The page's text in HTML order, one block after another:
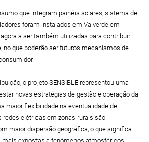
que integram painéis solares, sistema de
foram instalados em Valverde em
a ser também utilizadas para contribuir
no que poderão ser futuros mecanismos de
o projeto SENSIBLE representou uma
novas estratégias de gestão e operação da
maior flexibilidade na eventualidade de
elétricas em zonas rurais são
maior dispersão geográfica, o que significa